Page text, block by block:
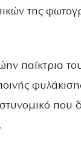
της
παίκτρια
που